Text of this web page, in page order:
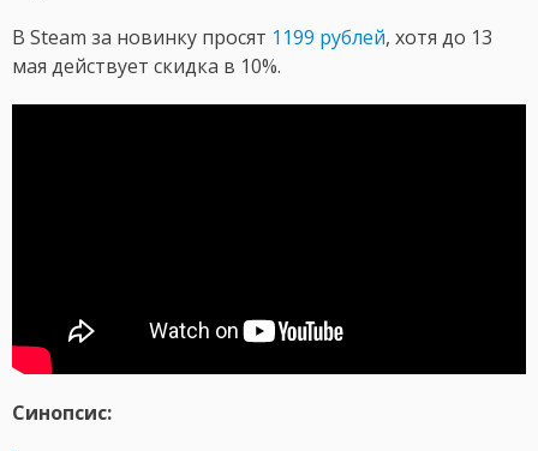
В Steam за новинку просят 1199 рублей, хотя до 13
мая действует скидка в 10%.
Синопсис: